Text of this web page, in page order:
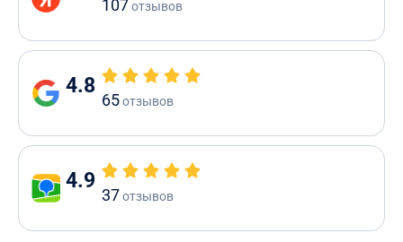
107отзывов
4.8
65отзывов
4.9
37отзывов